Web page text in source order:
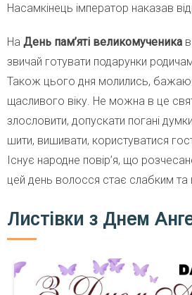
Насамкінець імператор наказав
На День пам’яті великомученика
звичай готувати подарунки родичам
Також цього дня молились,
щасливого віку. Не можна в це
злословити, допускати погані
шити, вишивати, користуватися
Існує народне повір’я, що
цей день волосся стає слабким та
Листівки з Днем